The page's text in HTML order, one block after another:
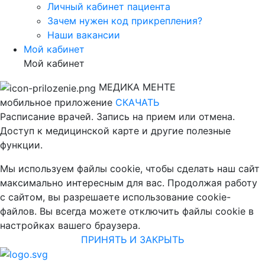
Личный кабинет пациента
Зачем нужен код прикрепления?
Наши вакансии
Мой кабинет
Мой кабинет
МЕДИКА МЕНТЕ
мобильное приложение СКАЧАТЬ
Расписание врачей. Запись на прием или отмена.
Доступ к медицинской карте и другие полезные
функции.
Мы используем файлы cookie, чтобы сделать наш сайт
максимально интересным для вас. Продолжая работу
с сайтом, вы разрешаете использование cookie-
файлов. Вы всегда можете отключить файлы cookie в
настройках вашего браузера.
ПРИНЯТЬ И ЗАКРЫТЬ